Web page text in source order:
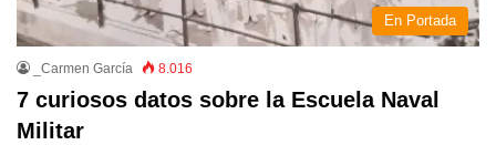
En Portada
_Carmen García 8.016
7 curiosos datos sobre la Escuela Naval
Militar